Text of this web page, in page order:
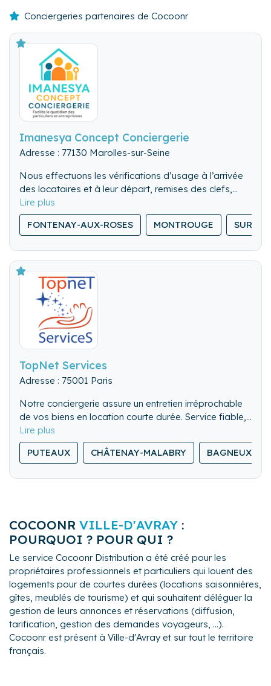
Conciergeries partenaires de Cocoonr
Imanesya Concept Conciergerie
Adresse : 77130 Marolles-sur-Seine
Nous effectuons les vérifications d’usage à l’arrivée
des locataires et à leur départ, remises des clefs,
visite des lieux. Nous pouvons également gérer les
locations de dernière minute.
Nous nettoyons de fond en comble l’ensemble du
logement.
Nous lavons, repassons et rangeons le linge de
maison.
FONTENAY-AUX-ROSES MONTROUGE
TopNet Services
Adresse : 75001 Paris
Notre conciergerie assure un entretien irréprochable
de vos biens en location courte durée. Service fiable,
flexible et discret, pour valoriser chaque séjour.
PUTEAUX
CHÂTENAY-MALABRY BAGNEUX
COCOONR VILLE-D'AVRAY :
POURQUOI ? POUR QUI ?
Le service Cocoonr Distribution a été créé pour les
propriétaires professionnels et particuliers qui louent des
logements pour de courtes durées (locations saisonnières,
gîtes, meublés de tourisme) et qui souhaitent déléguer la
gestion de leurs annonces et réservations (diffusion,
tarification, gestion des demandes voyageurs, ...).
Cocoonr est présent à Ville-d'Avray et sur tout le territoire
français.